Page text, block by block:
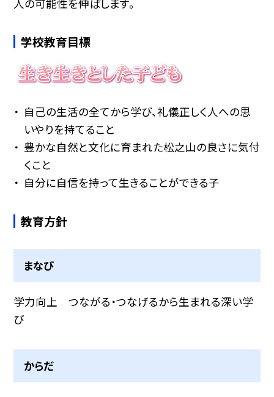
人の可能性を伸ばします。
学校教育目標
自己の生活の全てから学び、礼儀正しく人への思
いやりを持てること
豊かな自然と文化に育まれた松之山の良さに気付
くこと
自分に自信を持って生きることができる子
教育方針
まなび
学力向上 つながる・つなげるから生まれる深い学
び
からだ